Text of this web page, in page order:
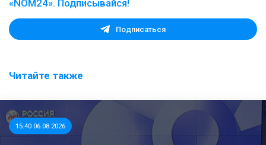
«NOM24». Подписывайся!
Подписаться
Читайте также
15:40 06.08.2026